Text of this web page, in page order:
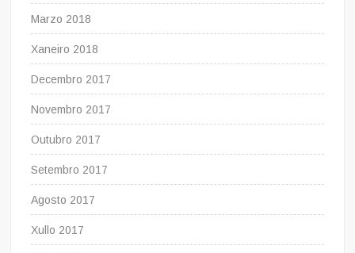
Marzo 2018
Xaneiro 2018
Decembro 2017
Novembro 2017
Outubro 2017
Setembro 2017
Agosto 2017
Xullo 2017